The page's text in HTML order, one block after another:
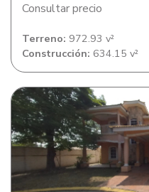
Consultar precio
Terreno: 972.93 v²
Construcción: 634.15 v²
Casa de habitación en